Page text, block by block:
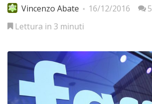
Vincenzo Abate 16/12/2016 5
Lettura in 3 minuti